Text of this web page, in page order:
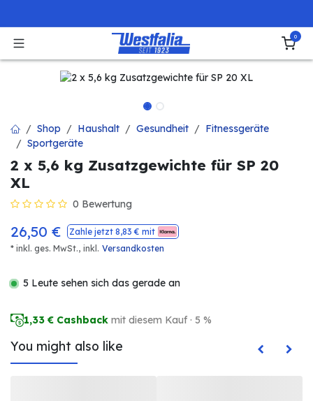
0
Shop Haushalt Gesundheit
Fitnessgeräte
Sportgeräte
2 x 5,6 kg Zusatzgewichte für SP 20
XL
0 Bewertung
26,50 € Zahle jetzt 8,83 € mit
* inkl. ges. MwSt., inkl. Versandkosten
5 Leute sehen sich das gerade an
1,33 € Cashback mit diesem Kauf · 5 %
You might also like